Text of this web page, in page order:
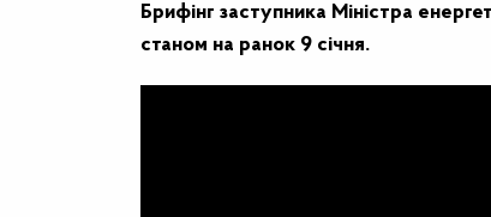
Брифінг заступника Міністра
станом на ранок 9 січня.